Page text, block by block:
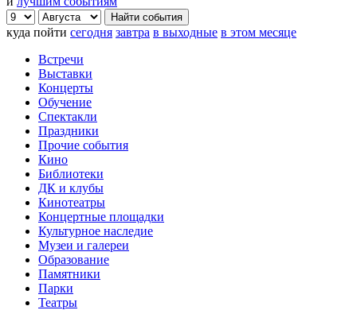
куда пойти сегодня завтра в выходные в этом месяце
Встречи
Выставки
Концерты
Обучение
Спектакли
Праздники
Прочие события
Кино
Библиотеки
ДК и клубы
Кинотеатры
Концертные площадки
Культурное наследие
Музеи и галереи
Образование
Памятники
Парки
Театры